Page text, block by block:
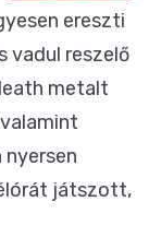
ereszti
vadul reszelő
metalt
nyersen
játszott,